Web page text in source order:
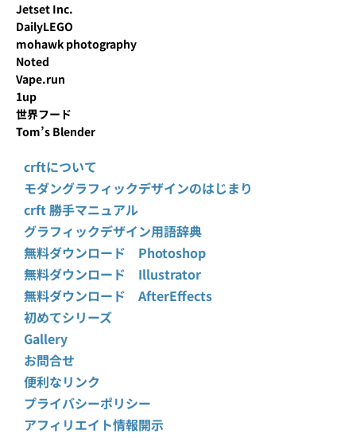
Jetset Inc.
DailyLEGO
mohawk photography
Noted
Vape.run
1up
世界フード
Tom’s Blender
crftについて
モダングラフィックデザインのはじまり
crft 勝手マニュアル
グラフィックデザイン用語辞典
無料ダウンロード Photoshop
無料ダウンロード Illustrator
無料ダウンロード AfterEffects
初めてシリーズ
Gallery
お問合せ
便利なリンク
プライバシーポリシー
アフィリエイト情報開示